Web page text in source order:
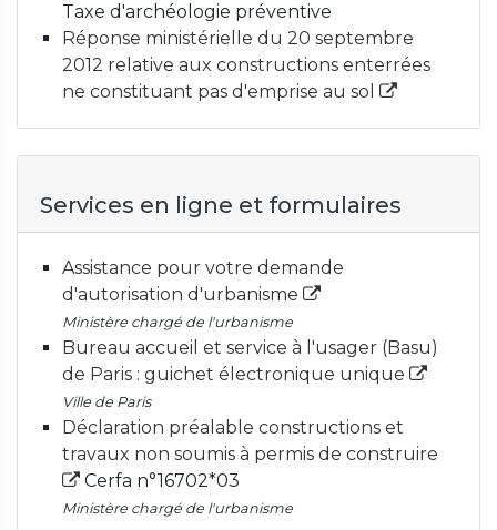
Taxe d'archéologie préventive
Réponse ministérielle du 20 septembre
2012 relative aux constructions enterrées
ne constituant pas d'emprise au sol
Services en ligne et formulaires
Assistance pour votre demande
d'autorisation d'urbanisme
Ministère chargé de l'urbanisme
Bureau accueil et service à l'usager (Basu)
de Paris : guichet électronique unique
Ville de Paris
Déclaration préalable constructions et
travaux non soumis à permis de construire
Cerfa n°16702*03
Ministère chargé de l'urbanisme